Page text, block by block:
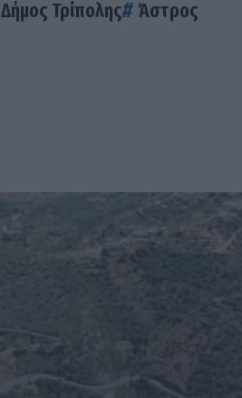
Δήμος Τρίπολης
Άστρος